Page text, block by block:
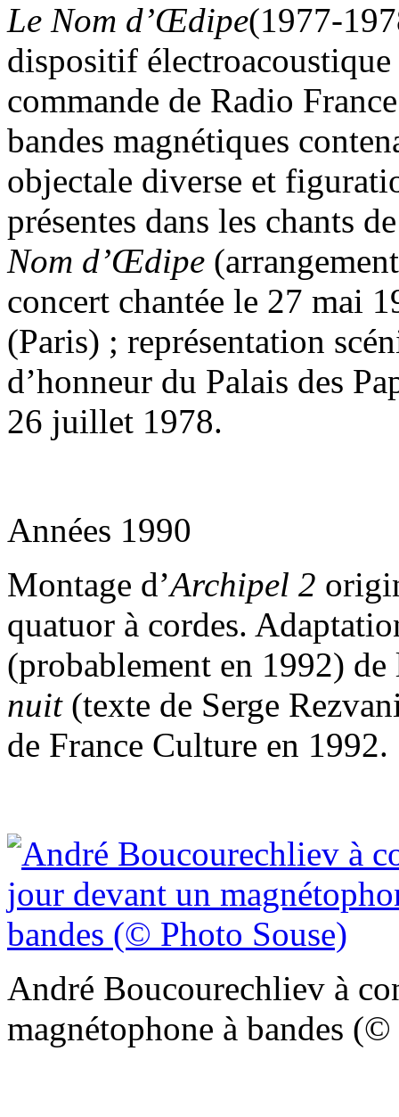
Le Nom d’Œdipe(1977-
dispositif
commande de Radio
bandes magnétiques
objectale diverse et
présentes dans les chants
Nom d’Œdipe
concert chantée le 27 mai
(Paris) ; représentation
d’honneur du Palais des
26 juillet 1978.
Années 1990
Montage d’Archipel 2
quatuor à cordes.
(probablement en 1992)
nuit(texte de Serge
de France Culture en 1992.
André Boucourechliev à
magnétophone à bandes